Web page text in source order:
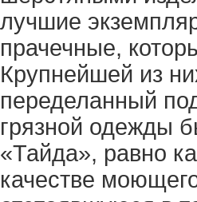
лучшие
прачечные,
Крупнейшей из
переделанный
грязной одежды
«Тайда», равно
качестве